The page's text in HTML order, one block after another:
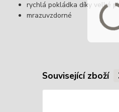
rychlá pokládka díky velké
mrazuvzdorné
Související zboží